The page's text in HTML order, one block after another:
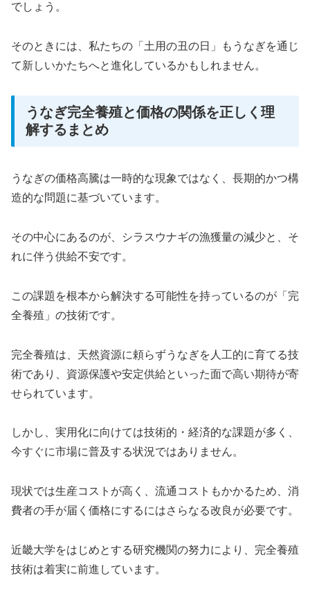
でしょう。
そのときには、私たちの「土用の丑の日」もうなぎを通じ
て新しいかたちへと進化しているかもしれません。
うなぎ完全養殖と価格の関係を正しく理
解するまとめ
うなぎの価格高騰は一時的な現象ではなく、長期的かつ構
造的な問題に基づいています。
その中心にあるのが、シラスウナギの漁獲量の減少と、そ
れに伴う供給不安です。
この課題を根本から解決する可能性を持っているのが「完
全養殖」の技術です。
完全養殖は、天然資源に頼らずうなぎを人工的に育てる技
術であり、資源保護や安定供給といった面で高い期待が寄
せられています。
しかし、実用化に向けては技術的・経済的な課題が多く、
今すぐに市場に普及する状況ではありません。
現状では生産コストが高く、流通コストもかかるため、消
費者の手が届く価格にするにはさらなる改良が必要です。
近畿大学をはじめとする研究機関の努力により、完全養殖
技術は着実に前進しています。